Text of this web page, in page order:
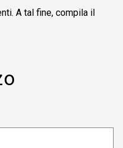
A tal fine, compila il